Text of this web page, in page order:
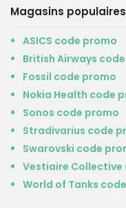
Magasins
ASICS code promo
British Airways
Fossil code promo
Nokia Health code
Sonos code promo
Stradivarius code
Swarovski code
Vestiaire Collective
World of Tanks